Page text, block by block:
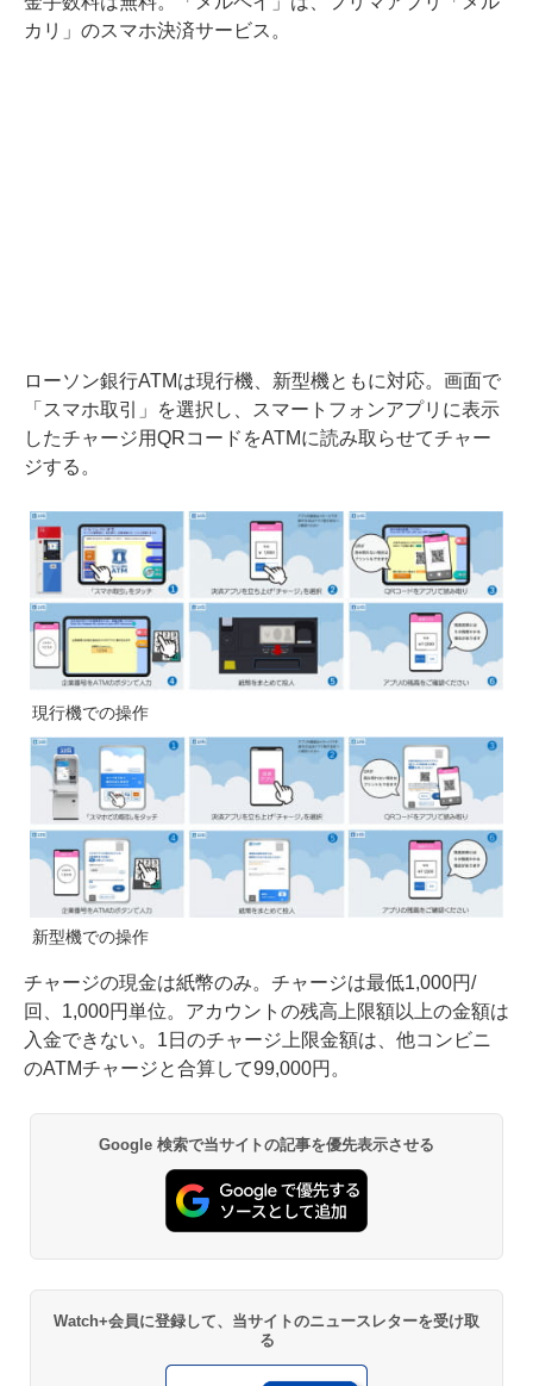
カリ」のスマホ決済サービス。
ローソン銀行ATMは現行機、新型機ともに対応。画面で
「スマホ取引」を選択し、スマートフォンアプリに表示
したチャージ用QRコードをATMに読み取らせてチャー
ジする。
現行機での操作
新型機での操作
チャージの現金は紙幣のみ。チャージは最低1,000円/
回、1,000円単位。アカウントの残高上限額以上の金額は
入金できない。1日のチャージ上限金額は、他コンビニ
のATMチャージと合算して99,000円。
Google 検索で当サイトの記事を優先表示させる
Watch+会員に登録して、当サイトのニュースレターを受け取
る